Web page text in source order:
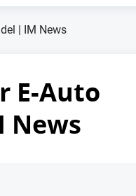
| IM News
E-Auto
News